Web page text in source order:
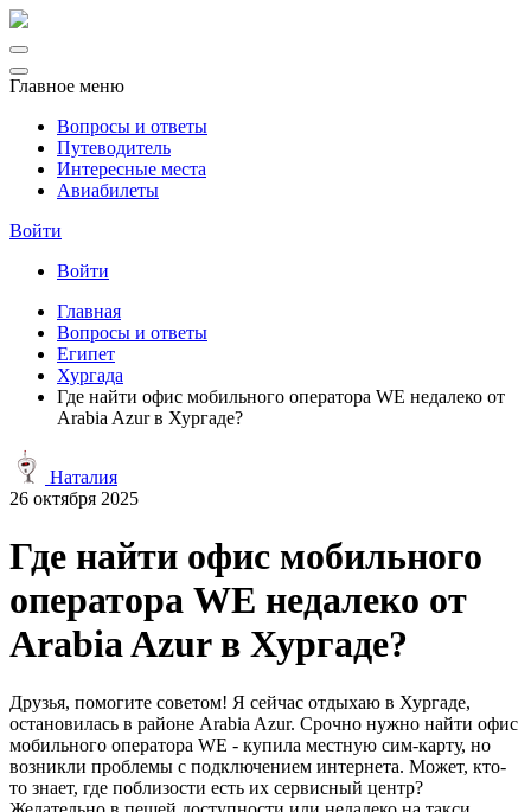
Главное меню
Вопросы и ответы
Путеводитель
Интересные места
Авиабилеты
Войти
Войти
Главная
Вопросы и ответы
Египет
Хургада
Где найти офис мобильного оператора WE недалеко от
Arabia Azur в Хургаде?
Наталия
26 октября 2025
Где найти офис мобильного
оператора WE недалеко от
Arabia Azur в Хургаде?
Друзья, помогите советом! Я сейчас отдыхаю в Хургаде,
остановилась в районе Arabia Azur. Срочно нужно найти офис
мобильного оператора WE - купила местную сим-карту, но
возникли проблемы с подключением интернета. Может, кто-
то знает, где поблизости есть их сервисный центр?